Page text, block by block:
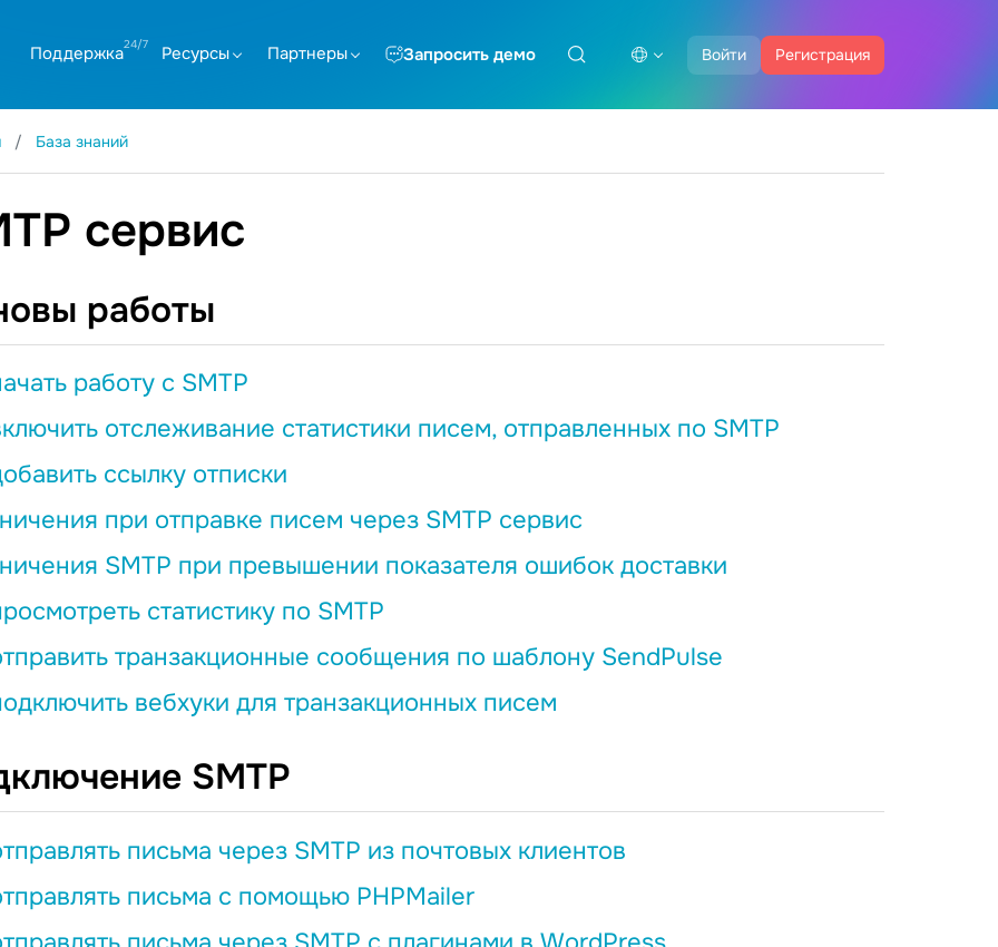
Войти Регистрация
Поддержка Ресурсы Партнеры Запросить демо
База знаний
сервис
работы
работу с SMTP
отслеживание статистики писем, отправленных по SMTP
ссылку отписки
при отправке писем через SMTP сервис
SMTP при превышении показателя ошибок доставки
статистику по SMTP
транзакционные сообщения по шаблону SendPulse
вебхуки для транзакционных писем
SMTP
письма через SMTP из почтовых клиентов
письма с помощью PHPMailer